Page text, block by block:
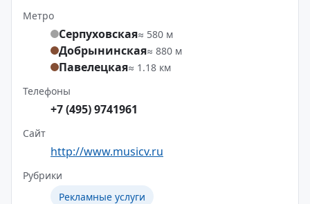
Метро
Серпуховская≈ 580 м
Добрынинская≈ 880 м
Павелецкая≈ 1.18 км
Телефоны
+7 (495) 9741961
Сайт
http://www.musicv.ru
Рубрики
Рекламные услуги